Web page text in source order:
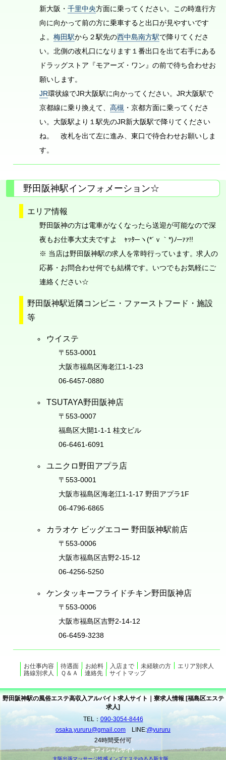
新大阪・ 千里中央方面に乗ってください。この時進行方
向に向かって前の方に乗車すると出口が見やすいです
よ。 梅田駅から２駅先の西中島南方駅で降りてくださ
い。北側の改札口になります１番出口を出て右手にある
ドラッグストア『モアーズ・ワン』の前で待ち合わせお
願いします。
JR環状線でJR大阪駅に向かってください。JR大阪駅で
京都線に乗り換えて、 高槻 ・京都方面に乗ってくださ
い。大阪駅より１駅先のJR新大阪駅で降りてください
ね。 改札を出て左に進み、東口で待合わせお願いしま
す。
野田阪神駅インフォメーション☆
エリア情報
野田阪神の方は電車がなくなったら送迎が可能なので深
夜もお仕事大丈夫ですよ ｬｯﾀ─ヽ(*´ｖ｀*)ﾉ─ｧｧ!!
※ 当店は野田阪神駅の求人を常時行っています。求人の
応募・お問合わせ何でも結構です。いつでもお気軽にご
連絡ください☆
野田阪神駅近隣コンビニ・ファーストフード・施設
等
ウイステ
〒553-0001
大阪市福島区海老江1-1-23
06-6457-0880
TSUTAYA野田阪神店
〒553-0007
福島区大開1-1-1 桂文ビル
06-6461-6091
ユニクロ野田アプラ店
〒553-0001
大阪市福島区海老江1-1-17 野田アプラ1F
06-4796-6865
カラオケ ビッグエコー 野田阪神駅前店
〒553-0006
大阪市福島区吉野2-15-12
06-4256-5250
ケンタッキーフライドチキン野田阪神店
〒553-0006
大阪市福島区吉野2-14-12
06-6459-3238
お仕事内容 待遇面 お給料 入店まで 未経験の方
エリア別求人
路線別求人
Ｑ＆Ａ 連絡先 サイトマップ
野田阪神駅の風俗エステ高収入アルバイト求人サイト｜寮求人情報 [福島区エステ
求人]
TEL： 090-3054-8446
osaka.yururu@gmail.com LINE:@yururu
24時間受付可
オフィシャルサイト
大阪出張マッサージ性感メンズエステゆるる新大阪